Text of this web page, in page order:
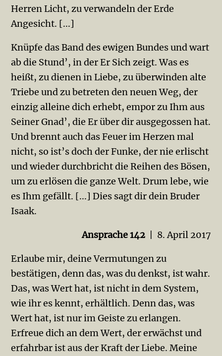
Herren Licht, zu verwandeln der Erde
Angesicht. [...]
Knüpfe das Band des ewigen Bundes und wart
ab die Stund’, in der Er Sich zeigt. Was es
heißt, zu dienen in Liebe, zu überwinden alte
Triebe und zu betreten den neuen Weg, der
einzig alleine dich erhebt, empor zu Ihm aus
Seiner Gnad’, die Er über dir ausgegossen hat.
Und brennt auch das Feuer im Herzen mal
nicht, so ist’s doch der Funke, der nie erlischt
und wieder durchbricht die Reihen des Bösen,
um zu erlösen die ganze Welt. Drum lebe, wie
es Ihm gefällt. [...] Dies sagt dir dein Bruder
Isaak.
Ansprache 142 | 8. April 2017
Erlaube mir, deine Vermutungen zu
bestätigen, denn das, was du denkst, ist wahr.
Das, was Wert hat, ist nicht in dem System,
wie ihr es kennt, erhältlich. Denn das, was
Wert hat, ist nur im Geiste zu erlangen.
Erfreue dich an dem Wert, der erwächst und
erfahrbar ist aus der Kraft der Liebe. Meine